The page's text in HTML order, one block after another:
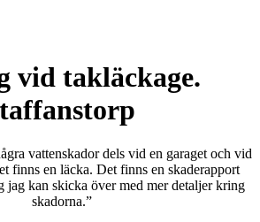
vid takläckage.
vattenskador dels vid en garaget och vid
finns en läcka. Det finns en skaderapport
jag kan skicka över med mer detaljer kring
skadorna.”